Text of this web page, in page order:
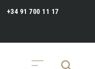
+34 91 700 11 17